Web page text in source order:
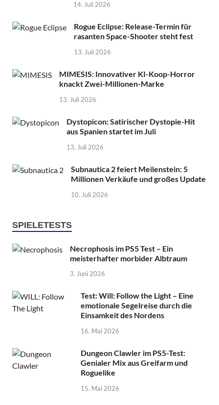
14. Juli 2026
Rogue Eclipse: Release-Termin für
rasanten Space-Shooter steht fest
13. Juli 2026
MIMESIS: Innovativer KI-Koop-Horror
knackt Zwei-Millionen-Marke
13. Juli 2026
Dystopicon: Satirischer Dystopie-Hit
aus Spanien startet im Juli
13. Juli 2026
Subnautica 2 feiert Meilenstein: 5
Millionen Verkäufe und großes Update
10. Juli 2026
SPIELETESTS
Necrophosis im PS5 Test – Ein
meisterhafter morbider Albtraum
3. Juni 2026
Test: Will: Follow the Light – Eine
emotionale Segelreise durch die
Einsamkeit des Nordens
16. Mai 2026
Dungeon Clawler im PS5-Test:
Genialer Mix aus Greifarm und
Roguelike
15. Mai 2026